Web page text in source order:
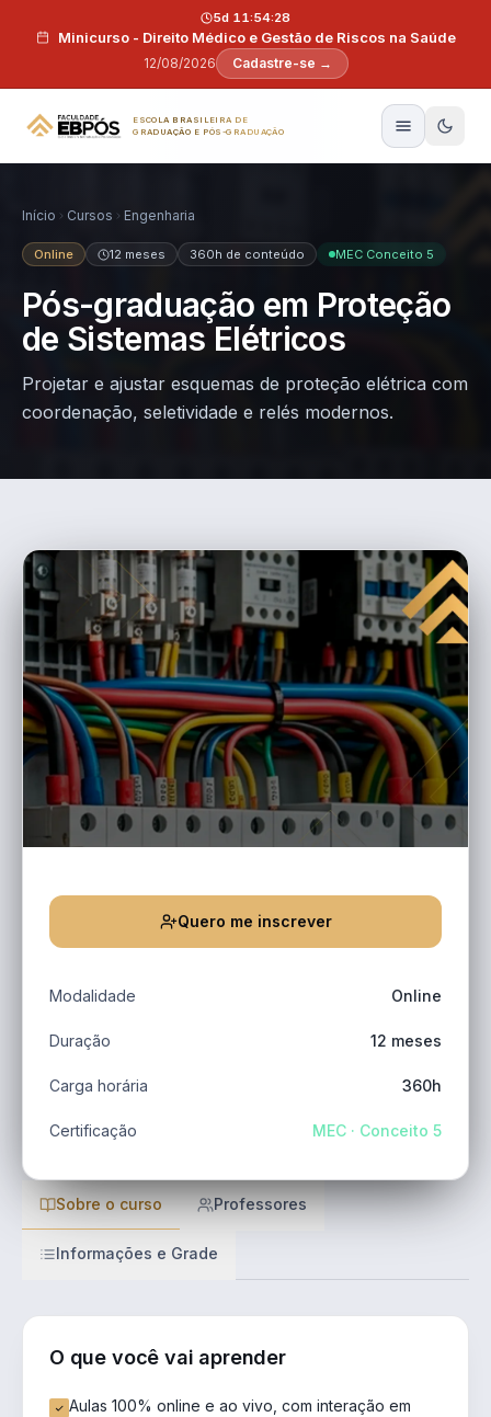
Minicurso - Direito Médico e Gestão de Riscos na Saúde
12/08/2026
5d 11:54:27
Cadastre-se →
ESCOLA BRASILEIRA DE
GRADUAÇÃO E PÓS-GRADUAÇÃO
Início Cursos Engenharia
Online 12 meses 360h de conteúdo MEC Conceito 5
Pós-graduação em Proteção
de Sistemas Elétricos
Projetar e ajustar esquemas de proteção elétrica com
coordenação, seletividade e relés modernos.
Sobre o curso Professores
Informações e Grade
O que você vai aprender
Aulas 100% online e ao vivo, com interação em
Quero me inscrever
Modalidade Online
Duração 12 meses
Carga horária 360h
Certificação MEC · Conceito 5